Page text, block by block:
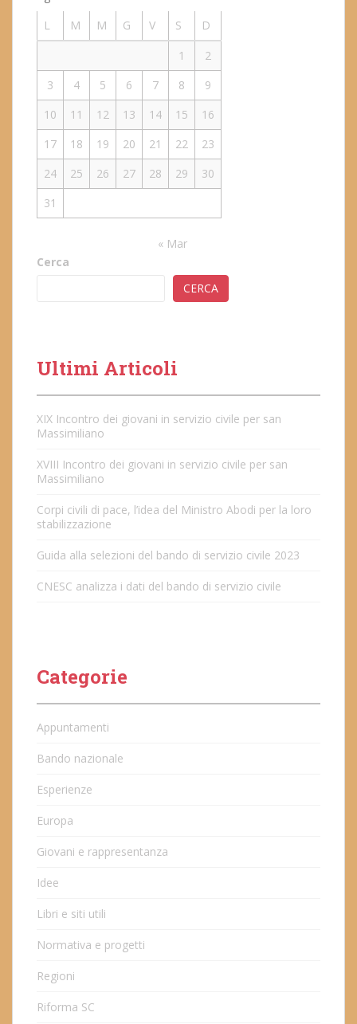
L
M M G V S
D
1
2
3
4 5 6 7 8
9
10
11 12 13 14 15
16
17
18 19 20 21 22
23
24
25 26 27 28 29
30
31
« Mar
Cerca
CERCA
Ultimi Articoli
XIX Incontro dei giovani in servizio civile per san
Massimiliano
XVIII Incontro dei giovani in servizio civile per san
Massimiliano
Corpi civili di pace, l’idea del Ministro Abodi per la loro
stabilizzazione
Guida alla selezioni del bando di servizio civile 2023
CNESC analizza i dati del bando di servizio civile
Categorie
Appuntamenti
Bando nazionale
Esperienze
Europa
Giovani e rappresentanza
Idee
Libri e siti utili
Normativa e progetti
Regioni
Riforma SC